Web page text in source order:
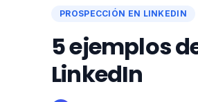
PROSPECCIÓN EN LINKEDIN
5 ejemplos
LinkedIn